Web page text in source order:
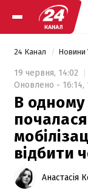
24 Канал Новини
19 червня, 14:02
Оновлено - 16:14,
В одному
відбити
Анастасія